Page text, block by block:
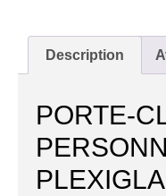
Description
PORTE-